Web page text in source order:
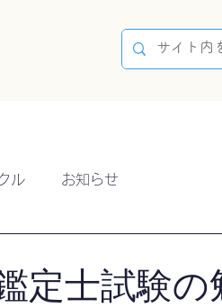
ル お知らせ
定士試験の